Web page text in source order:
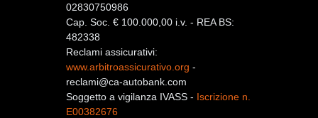
02830750986
Cap. Soc. € 100.000,00 i.v. - REA BS:
482338
Reclami assicurativi:
www.arbitroassicurativo.org -
reclami@ca-autobank.com
Soggetto a vigilanza IVASS - Iscrizione n.
E00382676